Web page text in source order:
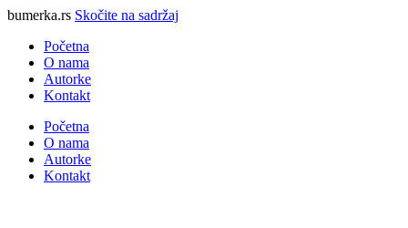
bumerka.rs Skočite na sadržaj
Početna
O nama
Autorke
Kontakt
Početna
O nama
Autorke
Kontakt